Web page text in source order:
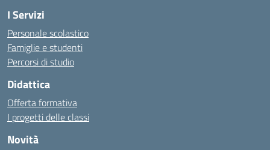
I Servizi
Personale scolastico
Famiglie e studenti
Percorsi di studio
Didattica
Offerta formativa
I progetti delle classi
Novità